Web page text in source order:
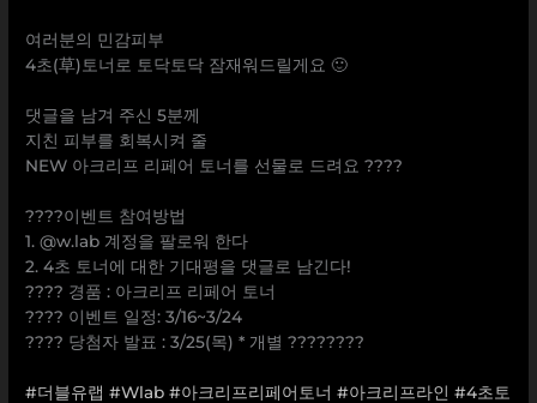
여러분의 민감피부
4초(草)토너로 토닥토닥 잠재워드릴게요 🙂
댓글을 남겨 주신 5분께
지친 피부를 회복시켜 줄
NEW 아크리프 리페어 토너를 선물로 드려요 ????
????이벤트 참여방법
1. @w.lab 계정을 팔로워 한다
2. 4초 토너에 대한 기대평을 댓글로 남긴다!
???? 경품 : 아크리프 리페어 토너
???? 이벤트 일정: 3/16~3/24
???? 당첨자 발표 : 3/25(목) * 개별 ????????
#더블유랩 #Wlab #아크리프리페어토너 #아크리프라인 #4초토